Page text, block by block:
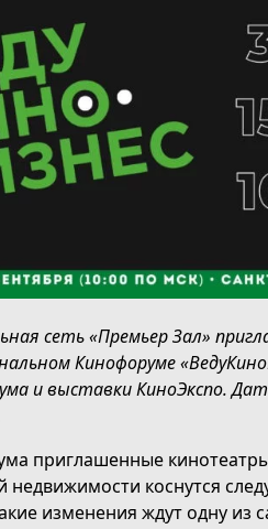
сеть «Премьер Зал»
Кинофоруме
и выставки КиноЭкспо.
приглашенные
недвижимости коснутся
изменения ждут одну